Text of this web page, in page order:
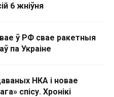
6 жніўня
ў РФ свае ракетныя
па Украіне
НКА і новае
спісу. Хронікі